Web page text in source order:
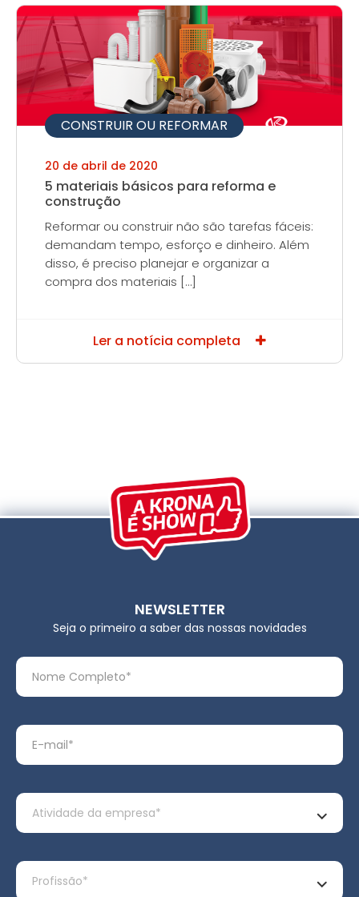
CONSTRUIR OU REFORMAR
20 de abril de 2020
5 materiais básicos para reforma e
construção
Reformar ou construir não são tarefas fáceis:
demandam tempo, esforço e dinheiro. Além
disso, é preciso planejar e organizar a
compra dos materiais […]
Ler a notícia completa
NEWSLETTER
Seja o primeiro a saber das nossas novidades